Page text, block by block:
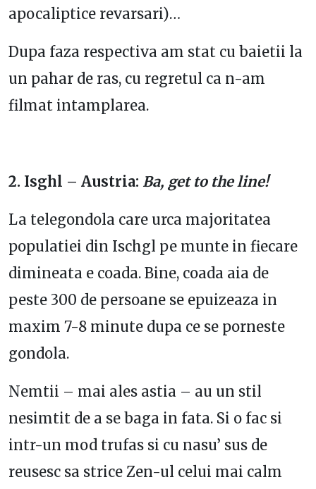
apocaliptice revarsari)…
Dupa faza respectiva am stat cu baietii la
un pahar de ras, cu regretul ca n-am
filmat intamplarea.
2. Isghl – Austria: Ba, get to the line!
La telegondola care urca majoritatea
populatiei din Ischgl pe munte in fiecare
dimineata e coada. Bine, coada aia de
peste 300 de persoane se epuizeaza in
maxim 7-8 minute dupa ce se porneste
gondola.
Nemtii – mai ales astia – au un stil
nesimtit de a se baga in fata. Si o fac si
intr-un mod trufas si cu nasu’ sus de
reusesc sa strice Zen-ul celui mai calm